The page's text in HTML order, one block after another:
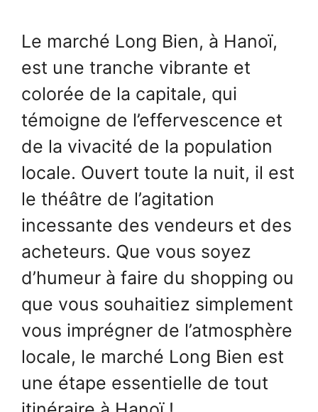
Le marché Long Bien, à Hanoï,
est une tranche vibrante et
colorée de la capitale, qui
témoigne de l’effervescence et
de la vivacité de la population
locale. Ouvert toute la nuit, il est
le théâtre de l’agitation
incessante des vendeurs et des
acheteurs. Que vous soyez
d’humeur à faire du shopping ou
que vous souhaitiez simplement
vous imprégner de l’atmosphère
locale, le marché Long Bien est
une étape essentielle de tout